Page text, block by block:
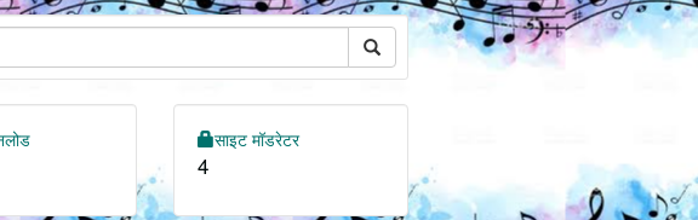
साइट मॉडरेटर
4